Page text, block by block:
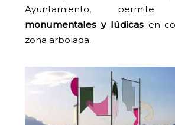
Ayuntamiento, permite
monumentales y lúdicasen
zona arbolada.